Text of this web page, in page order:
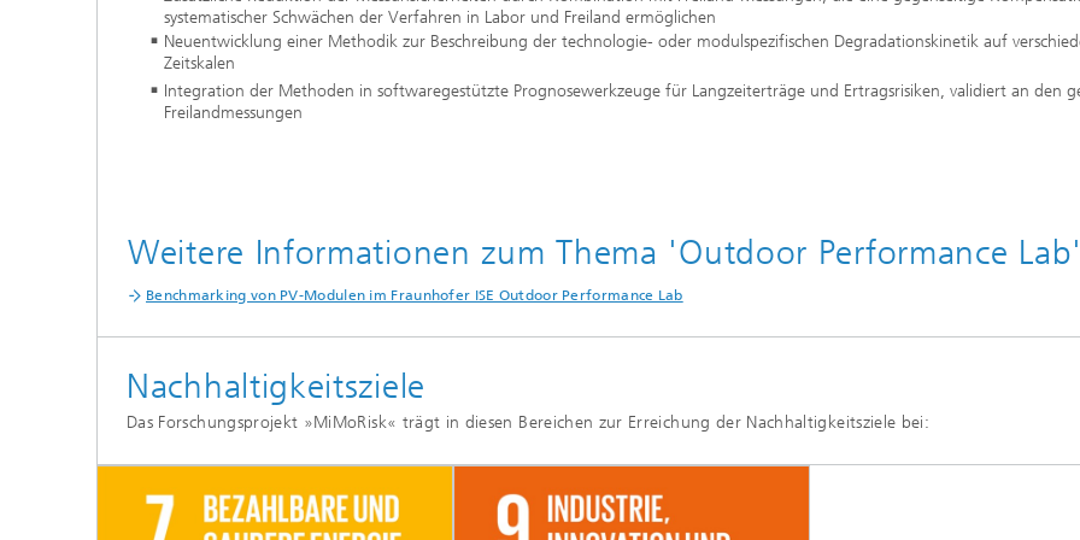
systematischer Schwächen der Verfahren in Labor und Freiland ermöglichen
Neuentwicklung einer Methodik zur Beschreibung der technologie- oder modulspezifischen Degradationskinetik auf
Zeitskalen
Integration der Methoden in softwaregestützte Prognosewerkzeuge für Langzeiterträge und Ertragsrisiken, validiert an den
Freilandmessungen
Weitere Informationen zum Thema 'Outdoor Performance Lab'
Benchmarking von PV-Modulen im Fraunhofer ISE Outdoor Performance Lab
Nachhaltigkeitsziele
Das Forschungsprojekt »MiMoRisk« trägt in diesen Bereichen zur Erreichung der Nachhaltigkeitsziele bei: